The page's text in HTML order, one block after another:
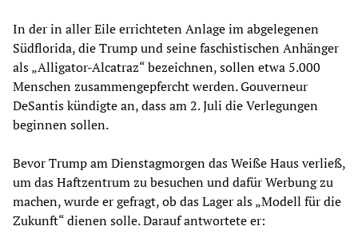
In der in aller Eile errichteten Anlage im abgelegenen
Südflorida, die Trump und seine faschistischen Anhänger
als „Alligator-Alcatraz“ bezeichnen, sollen etwa 5.000
Menschen zusammengepfercht werden. Gouverneur
DeSantis kündigte an, dass am 2. Juli die Verlegungen
beginnen sollen.
Bevor Trump am Dienstagmorgen das Weiße Haus verließ,
um das Haftzentrum zu besuchen und dafür Werbung zu
machen, wurde er gefragt, ob das Lager als „Modell für die
Zukunft“ dienen solle. Darauf antwortete er: